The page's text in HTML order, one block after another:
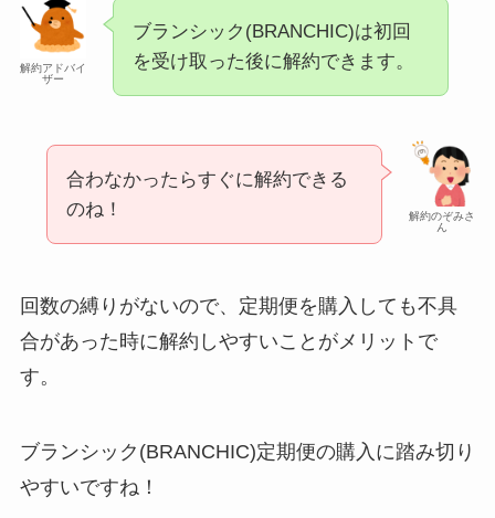
解約アドバイ
ザー
ブランシック(BRANCHIC)は初回
を受け取った後に解約できます。
解約のぞみさ
ん
合わなかったらすぐに解約できる
のね！
回数の縛りがないので、定期便を購入しても不具
合があった時に解約しやすいことがメリットで
す。
ブランシック(BRANCHIC)定期便の購入に踏み切り
やすいですね！